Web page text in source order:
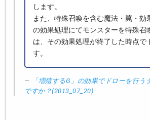
します。
また、特殊召喚を含む魔法・罠・効
の効果処理にてモンスターを特殊召
は、その効果処理が終了した時点で
す。
「増殖するG」の効果でドローを行う
ですか？(2013_07_20)